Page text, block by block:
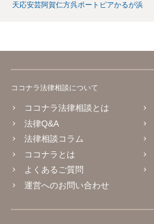
天応安芸阿賀仁方呉ポートピアかるが浜
ココナラ法律相談について
ココナラ法律相談とは
法律Q&A
法律相談コラム
ココナラとは
よくあるご質問
運営へのお問い合わせ